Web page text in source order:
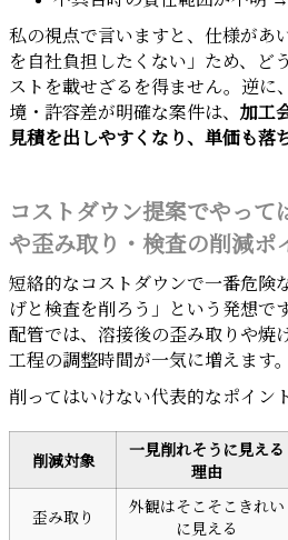
私の視点で言いますと、仕様があ
を自社負担したくない」ため、ど
ストを載せざるを得ません。逆に
境・許容差が明確な案件は、 加工
見積を出しやすくなり、単価も落
コストダウン提案でやって
や歪み取り・検査の削減ポ
短絡的なコストダウンで一番危険
げと検査を削ろう」という発想で
配管では、溶接後の歪み取りや焼
工程の調整時間が一気に増えます。
削ってはいけない代表的なポイン
削減対象
一見削れそうに見える
理由
歪み取り
外観はそこそこきれい
に見える